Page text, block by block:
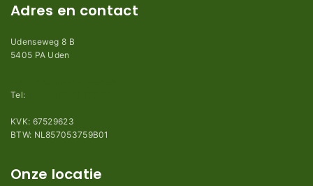
Adres en contact
Udenseweg 8 B
5405 PA Uden
Tel:
KVK: 67529623
BTW: NL857053759B01
Onze locatie